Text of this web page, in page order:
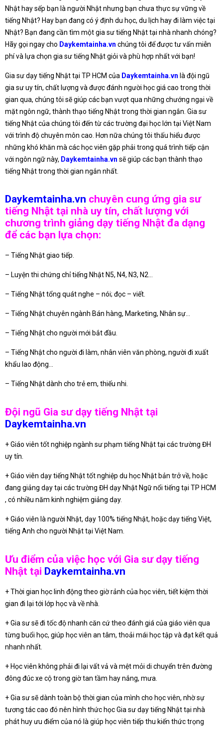
Nhật hay sếp bạn là người Nhật nhưng bạn chưa thực sự vững về
tiếng Nhật? Hay bạn đang có ý định du học, du lịch hay đi làm việc tại
Nhật? Bạn đang cần tìm một gia sư tiếng Nhật tại nhà nhanh chóng?
Hãy gọi ngay cho Daykemtainha.vn chúng tôi để được tư vấn miễn
phí và lựa chọn gia sư tiếng Nhật giỏi và phù hợp nhất với bạn!
Gia sư dạy tiếng Nhật tại TP HCM của Daykemtainha.vn là đội ngũ
gia sư uy tín, chất lượng và được đánh người học giá cao trong thời
gian qua, chúng tôi sẽ giúp các bạn vượt qua những chướng ngại về
mặt ngôn ngữ, thành thạo tiếng Nhật trong thời gian ngắn. Gia sư
tiếng Nhật của chúng tôi đến từ các trường đại học lớn tại Việt Nam
với trình độ chuyên môn cao. Hơn nữa chúng tôi thấu hiểu được
những khó khăn mà các học viên gặp phải trong quá trình tiếp cận
với ngôn ngữ này, Daykemtainha.vn sẽ giúp các bạn thành thạo
tiếng Nhật trong thời gian ngắn nhất.
Daykemtainha.vn chuyên cung ứng gia sư
tiếng Nhật tại nhà uy tín, chất lượng với
chương trình giảng dạy tiếng Nhật đa dạng
để các bạn lựa chọn:
– Tiếng Nhật giao tiếp.
– Luyện thi chứng chỉ tiếng Nhật N5, N4, N3, N2…
– Tiếng Nhật tổng quát nghe – nói; đọc – viết.
– Tiếng Nhật chuyên ngành Bán hàng, Marketing, Nhân sự…
– Tiếng Nhật cho người mới bắt đầu.
– Tiếng Nhật cho người đi làm, nhân viên văn phòng, người đi xuất
khẩu lao động…
– Tiếng Nhật dành cho trẻ em, thiếu nhi.
Đội ngũ Gia sư dạy tiếng Nhật tại
Daykemtainha.vn
+ Giáo viên tốt nghiệp ngành sư phạm tiếng Nhật tại các trường ĐH
uy tín.
+ Giáo viên dạy tiếng Nhật tốt nghiệp du học Nhật bản trở về, hoặc
đang giảng dạy tại các trường ĐH dạy Nhật Ngữ nổi tiếng tại TP HCM
, có nhiều năm kinh nghiệm giảng dạy.
+ Giáo viên là người Nhật, dạy 100% tiếng Nhật, hoặc dạy tiếng Việt,
tiếng Anh cho người Nhật tại Việt Nam.
Ưu điểm của việc học với Gia sư dạy tiếng
Nhật tại Daykemtainha.vn
+ Thời gian học linh động theo giờ rảnh của học viên, tiết kiệm thời
gian đi lại tới lớp học và về nhà.
+ Gia sư sẽ đi tốc độ nhanh căn cứ theo đánh giá của giáo viên qua
từng buổi học, giúp học viên an tâm, thoải mái học tập và đạt kết quả
nhanh nhất.
+ Học viên không phải đi lại vất vả và mệt mỏi di chuyển trên đường
đông đúc xe cộ trong giờ tan tầm hay nắng, mưa.
+ Gia sư sẽ dành toàn bộ thời gian của mình cho học viên, nhờ sự
tương tác cao đó nên hình thức học Gia sư dạy tiếng Nhật tại nhà
phát huy ưu điểm của nó là giúp học viên tiếp thu kiến thức trọng